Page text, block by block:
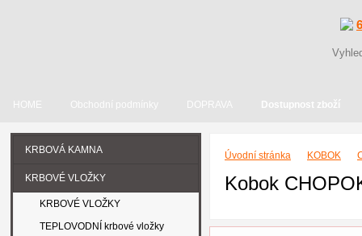
HOME Obchodní podmínky DOPRAVA Dostupnost zboží
Úvodní stránka KOBOK
Kobok
KRBOVÁ KAMNA
KRBOVÉ VLOŽKY
KRBOVÉ VLOŽKY
TEPLOVODNÍ krbové vložky